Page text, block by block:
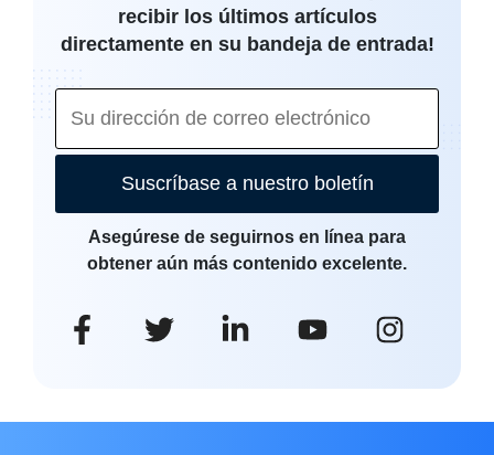
recibir los últimos artículos
directamente en su bandeja de entrada!
Suscríbase a nuestro boletín
Asegúrese de seguirnos en línea para
obtener aún más contenido excelente.